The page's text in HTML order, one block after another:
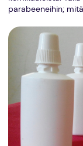
parabeeneihin;